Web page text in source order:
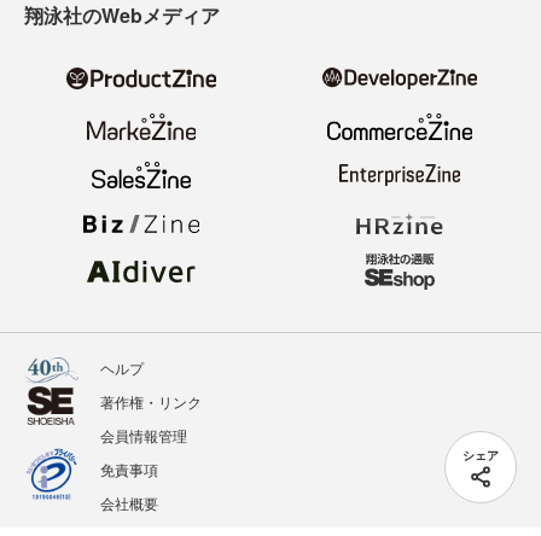
シェア
翔泳社のWebメディア
ヘルプ
著作権・リンク
会員情報管理
免責事項
会社概要